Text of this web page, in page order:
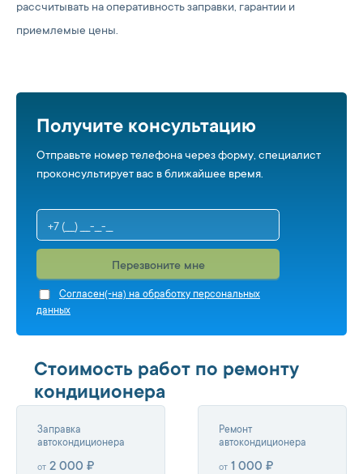
рассчитывать на оперативность заправки, гарантии и
приемлемые цены.
Получите консультацию
Отправьте номер телефона через форму, специалист
проконсультирует вас в ближайшее время.
Перезвоните мне
Cогласен(-на) на обработку персональных
данных
Стоимость работ по ремонту
кондиционера
Заправка
автокондиционера
от 2 000 ₽
Ремонт
автокондиционера
от 1 000 ₽